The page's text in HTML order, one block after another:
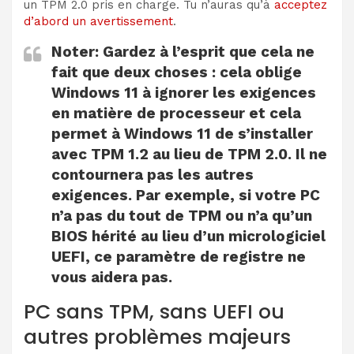
un TPM 2.0 pris en charge. Tu n’auras qu’à acceptez
d’abord un avertissement.
Noter: Gardez à l’esprit que cela ne
fait que deux choses : cela oblige
Windows 11 à ignorer les exigences
en matière de processeur et cela
permet à Windows 11 de s’installer
avec TPM 1.2 au lieu de TPM 2.0. Il ne
contournera pas les autres
exigences. Par exemple, si votre PC
n’a pas du tout de TPM ou n’a qu’un
BIOS hérité au lieu d’un micrologiciel
UEFI, ce paramètre de registre ne
vous aidera pas.
PC sans TPM, sans UEFI ou
autres problèmes majeurs